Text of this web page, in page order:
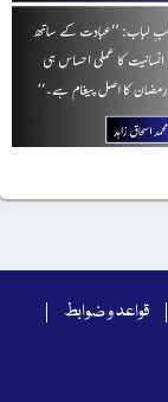
قواعد و ضوابط